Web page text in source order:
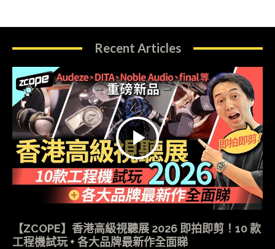
Recent Articles
【ZCOPE】香港高級視聽展 2026 即拍即剪！10 款
工程機試玩 + 各大品牌最新作全面睇